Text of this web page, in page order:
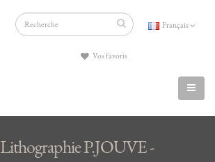
Français
Vos favoris
Lithographie P.JOUVE -